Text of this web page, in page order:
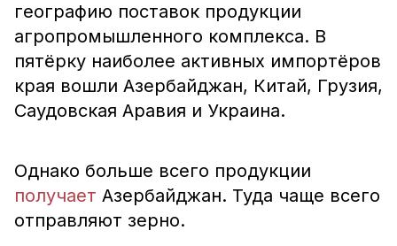
географию поставок продукции
агропромышленного комплекса. В
пятёрку наиболее активных импортёров
края вошли Азербайджан, Китай, Грузия,
Саудовская Аравия и Украина.
Однако больше всего продукции
получает Азербайджан. Туда чаще всего
отправляют зерно.